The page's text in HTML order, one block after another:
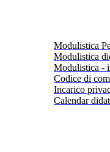
Modulistica
Modulistica
Modulistica -
Codice di
Incarico
Calendar